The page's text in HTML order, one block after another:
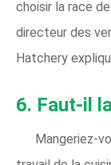
choisir la race
directeur des
Hatchery
6. Faut-il
Mangeriez-